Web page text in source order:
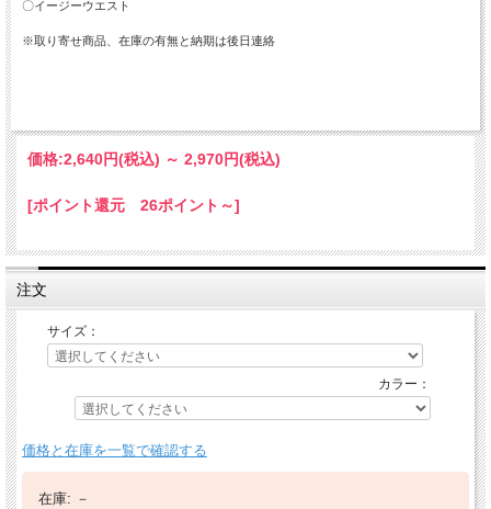
〇イージーウエスト
※取り寄せ商品、在庫の有無と納期は後日連絡
価格:2,640円(税込) ～ 2,970円(税込)
[ポイント還元 26ポイント～]
注文
サイズ：
カラー：
価格と在庫を一覧で確認する
在庫: －